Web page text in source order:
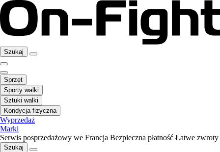
Szukaj
Sprzęt
Sporty walki
Sztuki walki
Kondycja fizyczna
Wyprzedaż
Marki
Serwis posprzedażowy we Francja Bezpieczna płatność Łatwe zwroty
Szukaj